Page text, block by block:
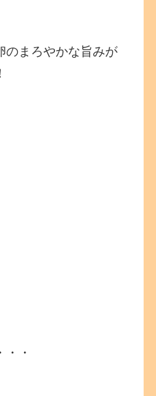
のまろやかな旨みが
・